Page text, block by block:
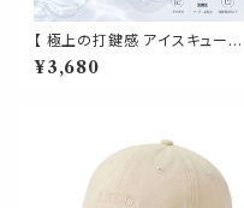
【 極上の打鍵感 アイスキューブ
クリア 電卓 】ホワイト AMSR
音フェチ タイピング ぽちぽち 1
れ かわいい 卓上電卓
¥3,680